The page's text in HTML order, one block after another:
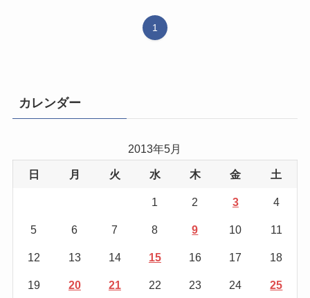
1
カレンダー
2013年5月
日 月 火 水 木 金 土
1 2 3 4
5 6 7 8 9 10 11
12 13 14 15 16 17 18
19 20 21 22 23 24 25